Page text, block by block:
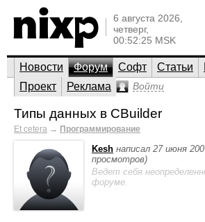
6 августа 2026,
четверг,
00:52:25 MSK
Новости Форум Софт Статьи
Проект
Реклама Войти
Типы данных в CBuilder
Et cetera → Программирование
Kesh написал 27 июня
просмотров)
Ведет себя
форуме.